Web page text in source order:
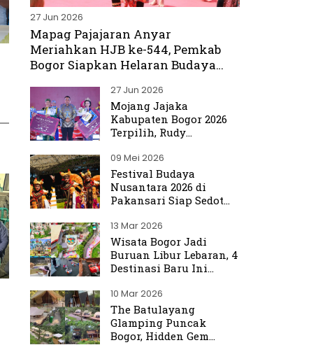
27 Jun 2026
Mapag Pajajaran Anyar
Meriahkan HJB ke-544, Pemkab
Bogor Siapkan Helaran Budaya
27 Jun 2026
Mojang Jajaka
Kabupaten Bogor 2026
Terpilih, Rudy
Promosikan Bogor ke
Dunia
09 Mei 2026
Festival Budaya
Nusantara 2026 di
Pakansari Siap Sedot
13 Mar 2026
Wisata Bogor Jadi
Buruan Libur Lebaran, 4
Destinasi Baru Ini
10 Mar 2026
The Batulayang
Glamping Puncak
Bogor, Hidden Gem